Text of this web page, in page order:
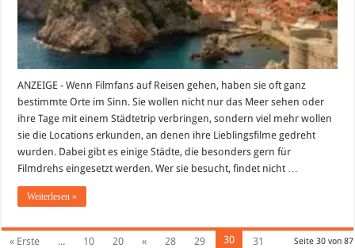
ANZEIGE - Wenn Filmfans auf Reisen gehen, haben sie oft ganz
bestimmte Orte im Sinn. Sie wollen nicht nur das Meer sehen oder
ihre Tage mit einem Städtetrip verbringen, sondern viel mehr wollen
sie die Locations erkunden, an denen ihre Lieblingsfilme gedreht
wurden. Dabei gibt es einige Städte, die besonders gern für
Filmdrehs eingesetzt werden. Wer sie besucht, findet nicht …
Weiterlesen »
Seite 30 von 87
« Erste ... 10 20 « 28 29 30
31